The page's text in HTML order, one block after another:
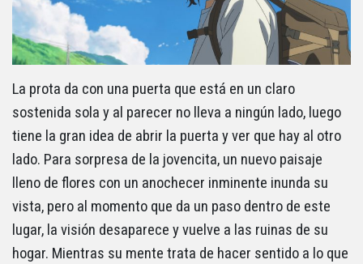
La prota da con una puerta que está en un claro
sostenida sola y al parecer no lleva a ningún lado, luego
tiene la gran idea de abrir la puerta y ver que hay al otro
lado. Para sorpresa de la jovencita, un nuevo paisaje
lleno de flores con un anochecer inminente inunda su
vista, pero al momento que da un paso dentro de este
lugar, la visión desaparece y vuelve a las ruinas de su
hogar. Mientras su mente trata de hacer sentido a lo que